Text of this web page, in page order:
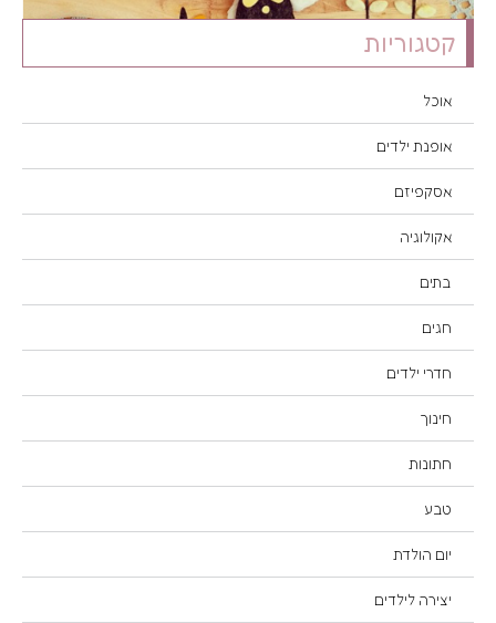
קטגוריות
אוכל
אופנת ילדים
אסקפיזם
אקולוגיה
בתים
חגים
חדרי ילדים
חינוך
חתונות
טבע
יום הולדת
יצירה לילדים